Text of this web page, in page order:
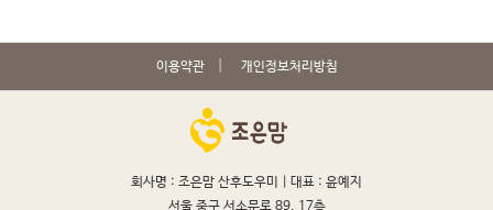
이용약관 개인정보처리방침
회사명 : 조은맘 산후도우미 | 대표 : 윤예지
서울 중구 서소문로 89, 17층